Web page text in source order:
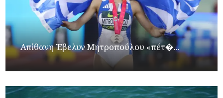
Απίθανη Έβελυν Μητροπούλου «πέτ�...